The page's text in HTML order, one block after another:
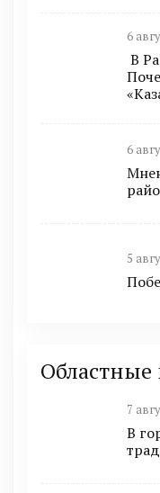
6
В
6
5
Областные
7
В